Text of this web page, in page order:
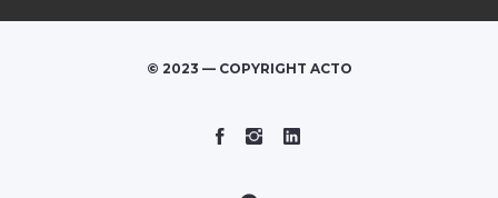
© 2023 — COPYRIGHT ACTO
Facebook
Instagram
Linked